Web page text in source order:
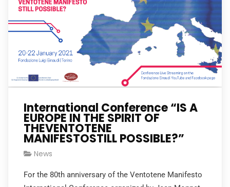
International Conference “IS A
EUROPE IN THE SPIRIT OF
THEVENTOTENE
MANIFESTOSTILL POSSIBLE?”
News
For the 80th anniversary of the Ventotene Manifesto